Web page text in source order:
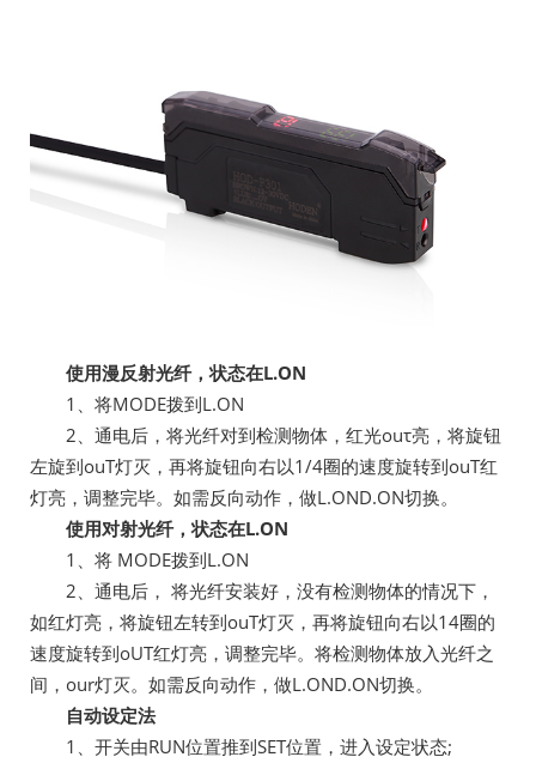
使用漫反射光纤，状态在L.ON
1、将MODE拨到L.ON
2、通电后，将光纤对到检测物体，红光ouτ亮，将旋钮
左旋到ouT灯灭，再将旋钮向右以1/4圈的速度旋转到ouT红
灯亮，调整完毕。如需反向动作，做L.OND.ON切换。
使用对射光纤，状态在L.ON
1、将 MODE拨到L.ON
2、通电后， 将光纤安装好，没有检测物体的情况下，
如红灯亮，将旋钮左转到ouT灯灭，再将旋钮向右以14圈的
速度旋转到oUT红灯亮，调整完毕。将检测物体放入光纤之
间，our灯灭。如需反向动作，做L.OND.ON切换。
自动设定法
1、开关由RUN位置推到SET位置，进入设定状态;